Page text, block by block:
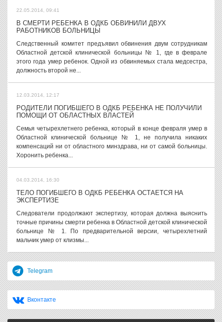
22.05.2014, 09:41
В СМЕРТИ РЕБЕНКА В ОДКБ ОБВИНИЛИ ДВУХ
РАБОТНИКОВ БОЛЬНИЦЫ
Следственный комитет предъявил обвинения двум сотрудникам
Областной детской клинической больницы № 1, где в феврале
этого года умер ребенок. Одной из обвиняемых стала медсестра,
должность второй не...
12.03.2014, 12:17
РОДИТЕЛИ ПОГИБШЕГО В ОДКБ РЕБЕНКА НЕ ПОЛУЧИЛИ
ПОМОЩИ ОТ ОБЛАСТНЫХ ВЛАСТЕЙ
Семья четырехлетнего ребенка, который в конце февраля умер в
Областной клинической больнице № 1, не получила никаких
компенсаций ни от областного минздрава, ни от самой больницы.
Хоронить ребенка...
04.03.2014, 16:30
ТЕЛО ПОГИБШЕГО В ОДКБ РЕБЕНКА ОСТАЕТСЯ НА
ЭКСПЕРТИЗЕ
Следователи продолжают экспертизу, которая должна выяснить
точные причины смерти ребенка в Областной детской клинической
больнице № 1. По предварительной версии, четырехлетний
мальчик умер от клизмы...
Telegram
Вконтакте